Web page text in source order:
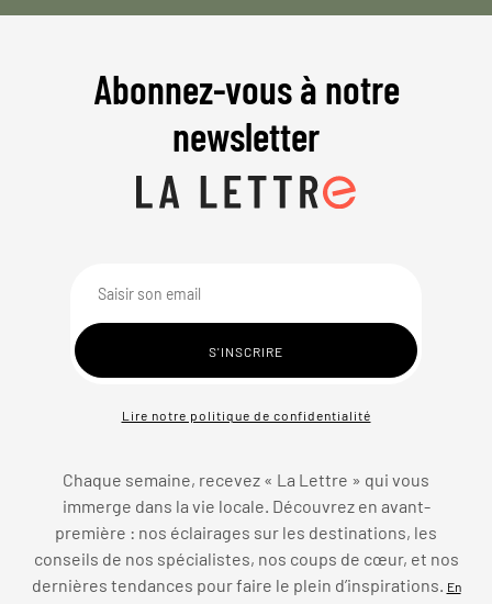
Abonnez-vous à notre
newsletter
Lire notre politique de confidentialité
Chaque semaine, recevez « La Lettre » qui vous
immerge dans la vie locale. Découvrez en avant-
première : nos éclairages sur les destinations, les
conseils de nos spécialistes, nos coups de cœur, et nos
dernières tendances pour faire le plein d’inspirations.
En